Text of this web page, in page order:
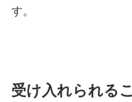
す。
受け入れられる